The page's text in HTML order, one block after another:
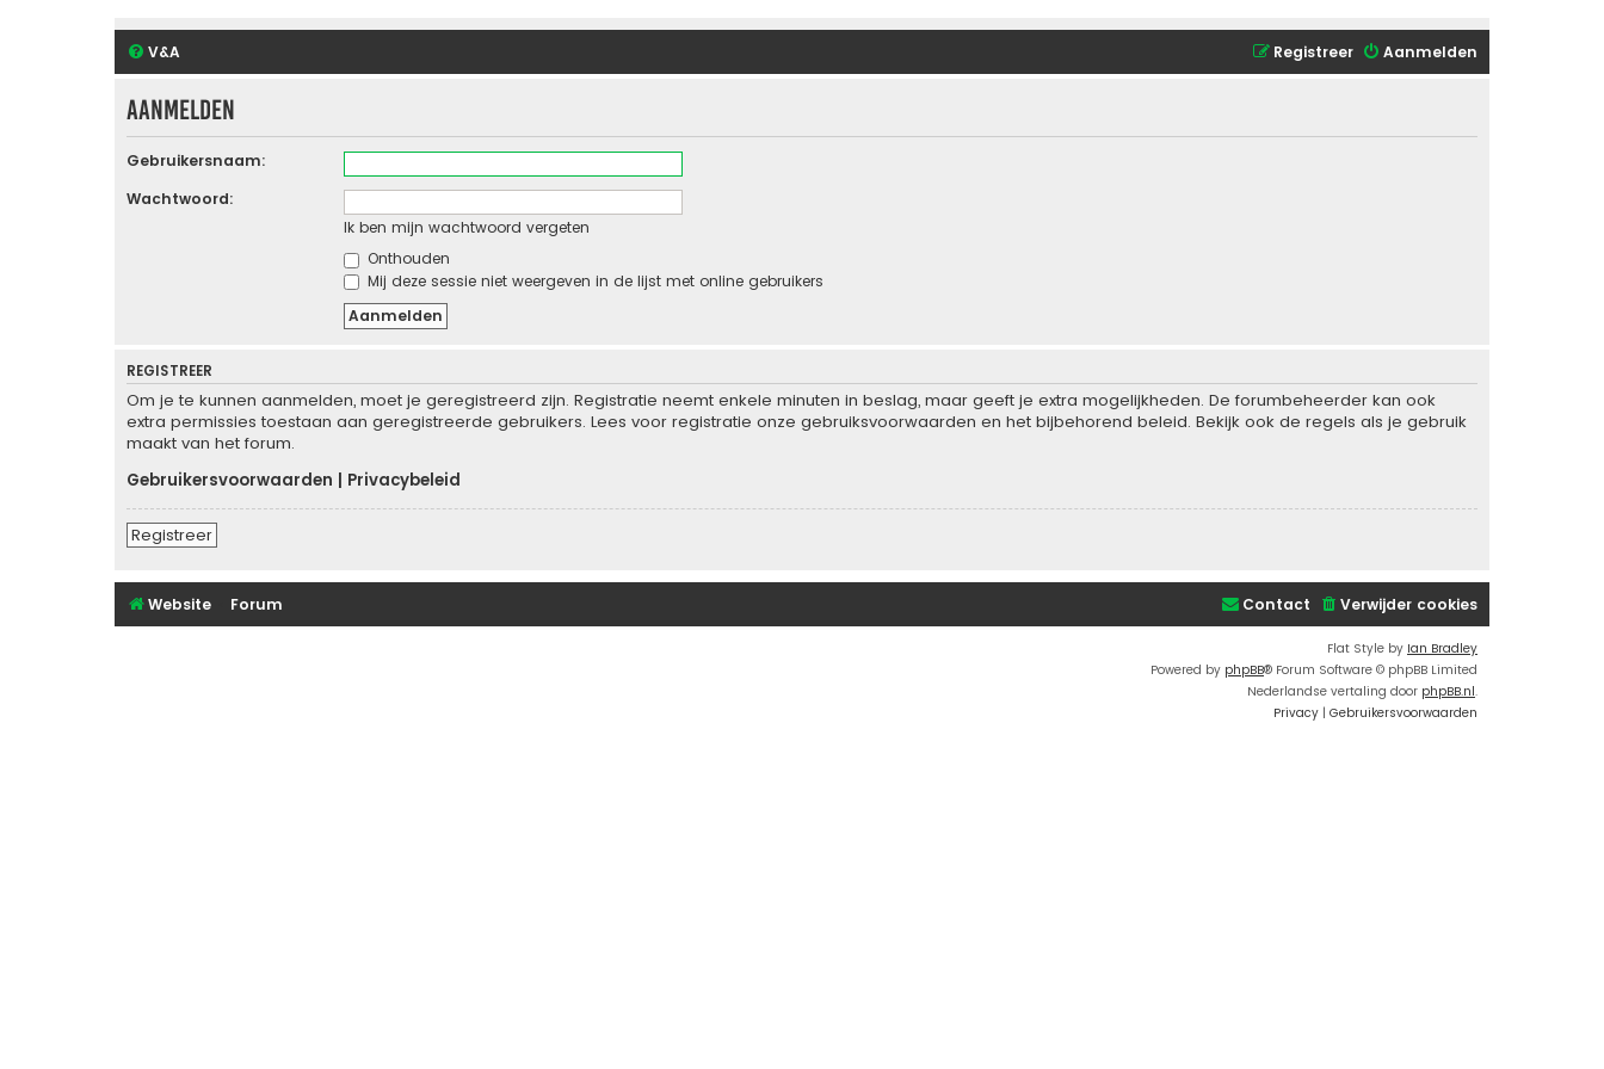
V&A Aanmelden
Registreer
Aanmelden
Gebruikersnaam:
Wachtwoord:
Ik ben mijn wachtwoord vergeten
Onthouden
Mij deze sessie niet weergeven in de lijst met online gebruikers
REGISTREER
Om je te kunnen aanmelden, moet je geregistreerd zijn. Registratie neemt enkele minuten in beslag, maar geeft je extra mogelijkheden. De forumbeheerder kan ook
extra permissies toestaan aan geregistreerde gebruikers. Lees voor registratie onze gebruiksvoorwaarden en het bijbehorend beleid. Bekijk ook de regels als je gebruik
maakt van het forum.
Gebruikersvoorwaarden
Privacybeleid
Registreer
Website Forum Verwijder cookies
Contact
Flat Style by Ian Bradley
Powered by phpBB® Forum Software © phpBB Limited
Nederlandse vertaling door phpBB.nl.
Privacy | Gebruikersvoorwaarden